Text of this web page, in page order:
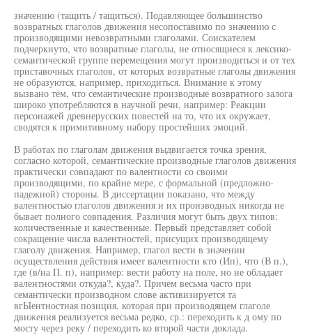
значению (тащить / тащиться). Подавляющее большинство
возвратных глаголов движения несопоставимо по значению с
производящими невозвратными глаголами. Соискателем
подчеркнуто, что возвратные глаголы, не относящиеся к лексико-
семантической группе перемещения могут производиться и от тех
приставочных глаголов, от которых возвратные глаголы движения
не образуются, например, приходиться. Внимание к этому
вызвано тем, что семантические производные возвратного залога
широко употребляются в научной речи, например: Реакции
персонажей древнерусских повестей на то, что их окружает,
сводятся к примитивному набору простейших эмоций.
В работах по глаголам движения выдвигается точка зрения,
согласно которой, семантические производные глаголов движения
практически совпадают по валентности со своими
производящими, по крайне мере, с формальной (предложно-
падежной) стороны. В диссертации показано, что между
валентностью глаголов движения и их производных никогда не
бывает полного совпадения. Различия могут быть двух типов:
количественные и качественные. Первый представляет собой
сокращение числа валентностей, присущих производящему
глаголу движения. Например, глагол вести в значении
осуществления действия имеет валентности кто (Ип), что (В п.),
где (в/на П. п), например: вести работу на поле, но не обладает
валентностями откуда?, куда?. Причем весьма часто при
семантически производном слове активизируется та
вгЫентностная позиция, которая при производящем глаголе
движения реализуется весьма редко, ср.: переходить к д ому по
мосту через реку / переходить ко второй части доклада.